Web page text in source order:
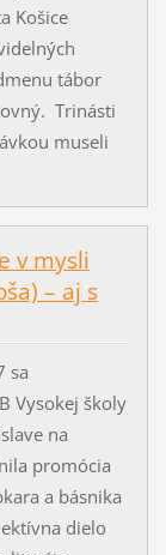
Košice
tábor
Trinásti
museli
v mysli
– aj s
sa
Vysokej školy
na
promócia
a básnika
dielo